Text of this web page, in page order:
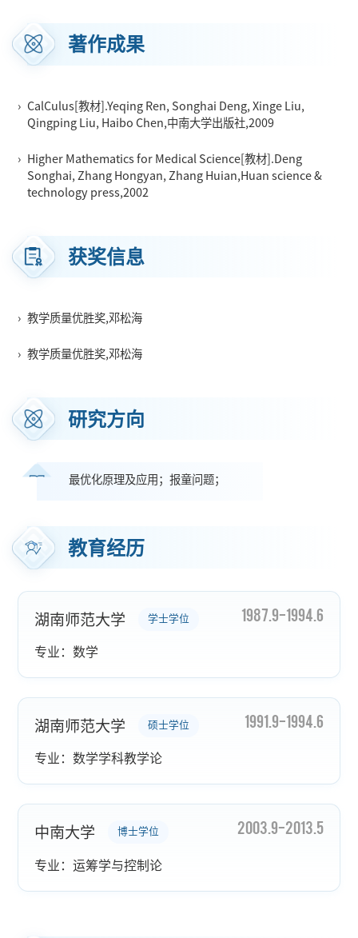
著作成果
› CalCulus[教材].Yeqing Ren, Songhai Deng, Xinge Liu,
Qingping Liu, Haibo Chen,中南大学出版社,2009
› Higher Mathematics for Medical Science[教材].Deng
Songhai, Zhang Hongyan, Zhang Huian,Huan science &
technology press,2002
获奖信息
› 教学质量优胜奖,邓松海
› 教学质量优胜奖,邓松海
研究方向
最优化原理及应用；报童问题；
教育经历
湖南师范大学 学士学位 1987.9-1994.6
专业：数学
湖南师范大学 硕士学位 1991.9-1994.6
专业：数学学科教学论
中南大学 博士学位 2003.9-2013.5
专业：运筹学与控制论